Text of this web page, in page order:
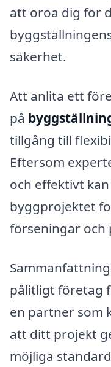
att oroa dig för
säkerhet.
Att anlita ett
på
tillgång till
Eftersom
och effektivt
byggprojektet
förseningar och
pålitligt företag
en partner som
att ditt projekt
möjliga